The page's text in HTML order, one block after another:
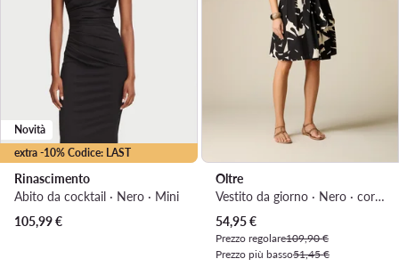
extra -10% Codice: LAST
Novità
Rinascimento
Abito da cocktail · Nero · Mini
105,99€
Oltre
Vestito da giorno · Nero · corta
Prezzo attuale
54,95€
Prezzo regolare109,90 €
Prezzo più basso51,45 €